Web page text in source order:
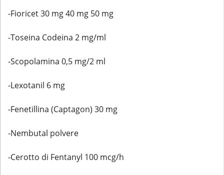
-Fioricet 30 mg 40 mg 50 mg
-Toseina Codeina 2 mg/ml
-Scopolamina 0,5 mg/2 ml
-Lexotanil 6 mg
-Fenetillina (Captagon) 30 mg
-Nembutal polvere
-Cerotto di Fentanyl 100 mcg/h